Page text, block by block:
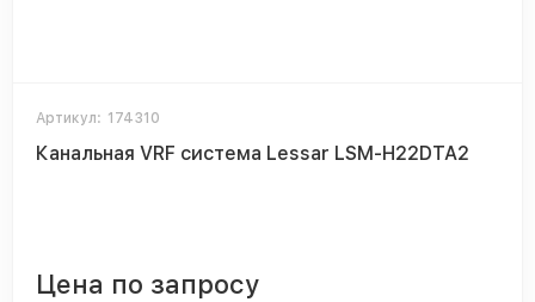
Артикул: 174310
Канальная VRF система Lessar LSM-H22DTA2
Цена по запросу